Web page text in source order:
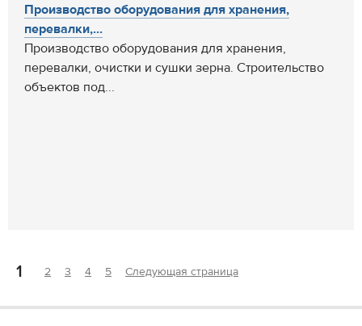
Производство оборудования для хранения,
перевалки,...
Производство оборудования для хранения,
перевалки, очистки и сушки зерна. Строительство
объектов под...
1 2 3 4 5 Следующая страница